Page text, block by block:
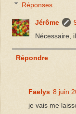
Réponses
Jérôme
Nécessaire,
Répondre
Faelys 8 juin
je vais me